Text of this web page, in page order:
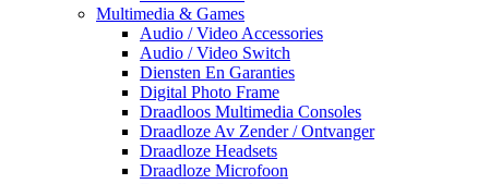
Multimedia & Games
Audio / Video Accessories
Audio / Video Switch
Diensten En Garanties
Digital Photo Frame
Draadloos Multimedia Consoles
Draadloze Av Zender / Ontvanger
Draadloze Headsets
Draadloze Microfoon